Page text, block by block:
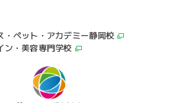
・ペット・アカデミー静岡校
ン・美容専門学校